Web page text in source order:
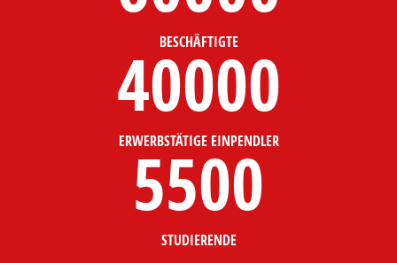
BESCHÄFTIGTE
40000
ERWERBSTÄTIGE EINPENDLER
5500
STUDIERENDE